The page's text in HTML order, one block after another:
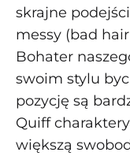
skrajne
messy (bad
Bohater
swoim stylu
pozycję są
Quiff
większą